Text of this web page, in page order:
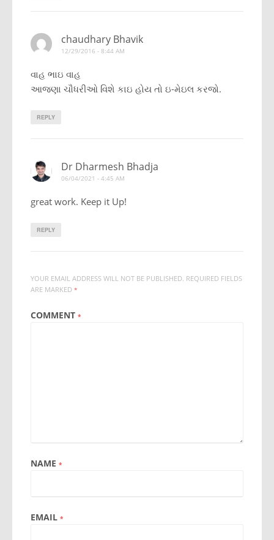
chaudhary Bhavik
12/29/2016 - 8:44 AM
વાહ ભાઇ વાહ
આજણા ચૌધરીઓ વિશે કાઇ હોય તો ઇ-મેઇલ કરજો.
REPLY
Dr Dharmesh Bhadja
06/04/2021 - 4:45 AM
great work. Keep it Up!
REPLY
YOUR EMAIL ADDRESS WILL NOT BE PUBLISHED. REQUIRED FIELDS
ARE MARKED *
COMMENT *
NAME *
EMAIL *